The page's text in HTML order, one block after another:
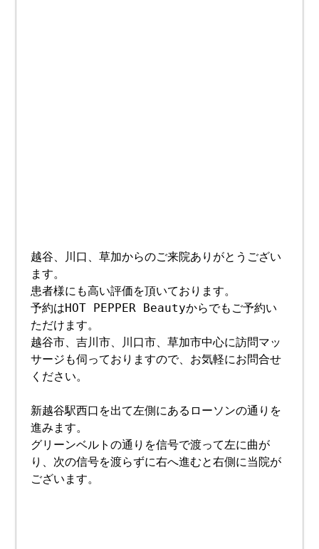
越谷、川口、草加からのご来院ありがとうござい
ます。
患者様にも高い評価を頂いております。
予約はHOT PEPPER Beautyからでもご予約い
ただけます。
越谷市、吉川市、川口市、草加市中心に訪問マッ
サージも伺っておりますので、お気軽にお問合せ
ください。
新越谷駅西口を出て左側にあるローソンの通りを
進みます。
グリーンベルトの通りを信号で渡って左に曲が
り、次の信号を渡らずに右へ進むと右側に当院が
ございます。